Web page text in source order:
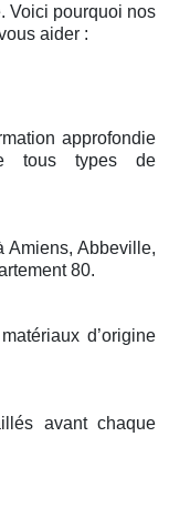
Voici pourquoi nos
aider :
approfondie
tous types de
Amiens, Abbeville,
80.
d’origine
avant chaque